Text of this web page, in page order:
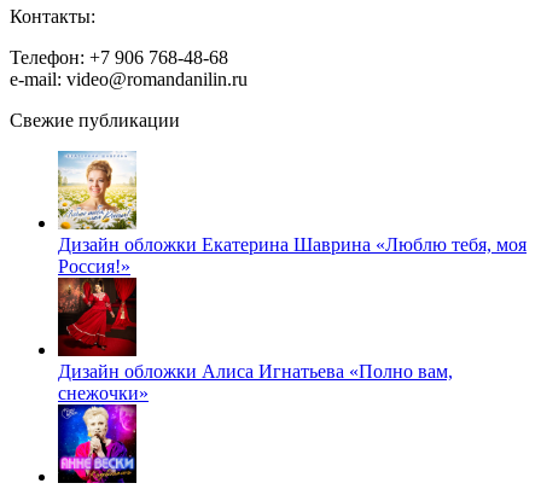
Контакты:
Телефон: +7 906 768-48-68
e-mail: video@romandanilin.ru
Свежие публикации
Дизайн обложки Екатерина Шаврина «Люблю тебя, моя
Россия!»
Дизайн обложки Алиса Игнатьева «Полно вам,
снежочки»